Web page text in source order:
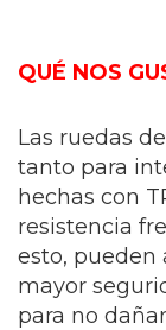
QUÉ NOS
Las ruedas
tanto para
hechas con
resistencia
esto, pueden
mayor
para no